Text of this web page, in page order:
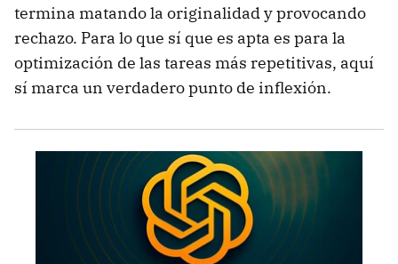
termina matando la originalidad y provocando
rechazo. Para lo que sí que es apta es para la
optimización de las tareas más repetitivas, aquí
sí marca un verdadero punto de inflexión.